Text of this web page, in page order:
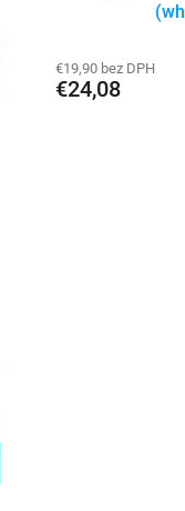
€19,90 bez DPH
€24,08